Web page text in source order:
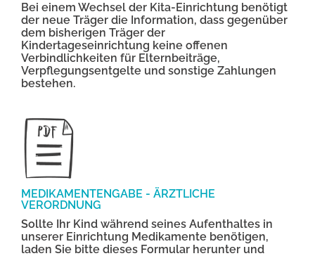
Bei einem Wechsel der Kita-Einrichtung benötigt
der neue Träger die Information, dass gegenüber
dem bisherigen Träger der
Kindertageseinrichtung keine offenen
Verbindlichkeiten für Elternbeiträge,
Verpflegungsentgelte und sonstige Zahlungen
bestehen.
MEDIKAMENTENGABE - ÄRZTLICHE
VERORDNUNG
Sollte Ihr Kind während seines Aufenthaltes in
unserer Einrichtung Medikamente benötigen,
laden Sie bitte dieses Formular herunter und